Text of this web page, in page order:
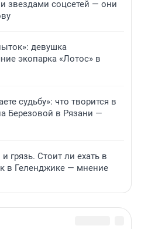
звездами соцсетей — они
девушка
экопарка «Лотос» в
судьбу»: что творится в
Березовой в Рязани —
грязь. Стоит ли ехать в
в Геленджике — мнение